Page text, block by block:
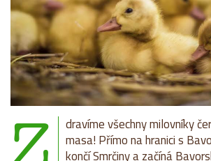
dravíme všechny milovníky
masa! Přímo na hranici s
končí Smrčiny a začíná